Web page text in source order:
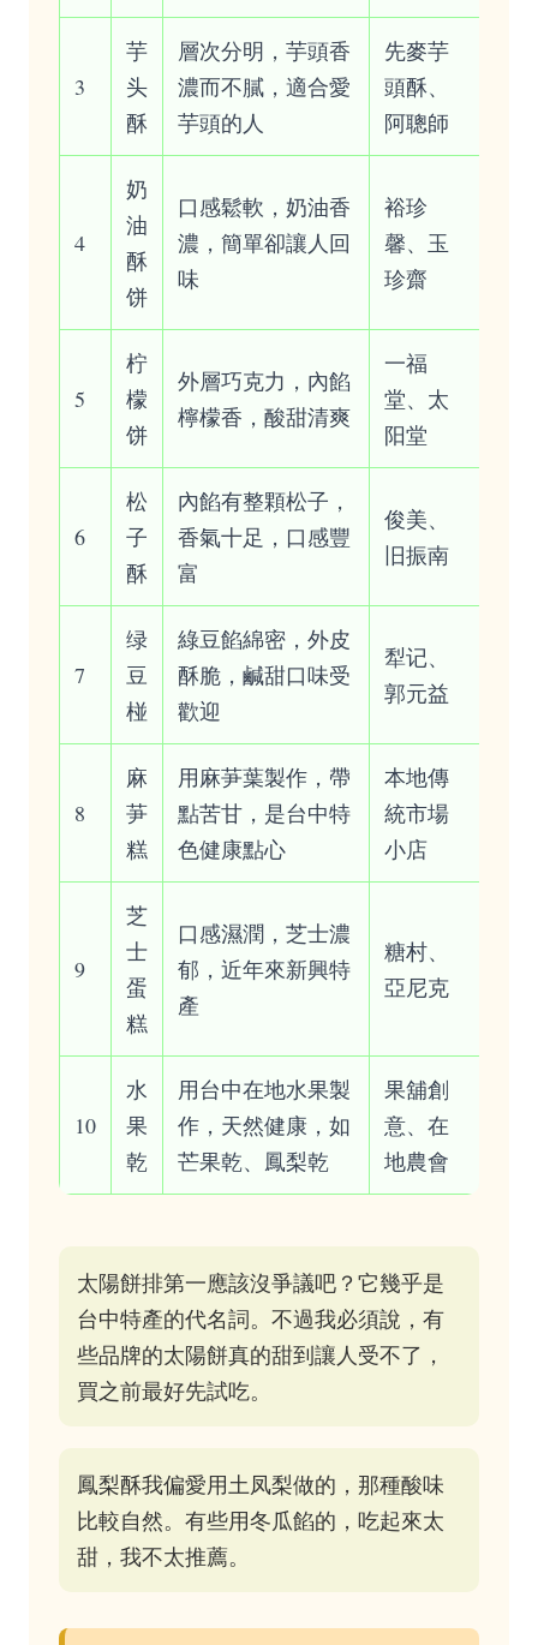
3
芋
头
酥
層次分明，芋頭香
濃而不膩，適合愛
芋頭的人
先麥芋
頭酥、
阿聰師
4
奶
油
酥
饼
口感鬆軟，奶油香
濃，簡單卻讓人回
味
裕珍
馨、玉
珍齋
5
柠
檬
饼
外層巧克力，內餡
檸檬香，酸甜清爽
一福
堂、太
阳堂
6
松
子
酥
內餡有整顆松子，
香氣十足，口感豐
富
俊美、
旧振南
7
绿
豆
椪
綠豆餡綿密，外皮
酥脆，鹹甜口味受
歡迎
犁记、
郭元益
8
麻
芛
糕
用麻芛葉製作，帶
點苦甘，是台中特
色健康點心
本地傳
統市場
小店
9
芝
士
蛋
糕
口感濕潤，芝士濃
郁，近年來新興特
產
糖村、
亞尼克
10
水
果
乾
用台中在地水果製
作，天然健康，如
芒果乾、鳳梨乾
果舖創
意、在
地農會
太陽餅排第一應該沒爭議吧？它幾乎是
台中特產的代名詞。不過我必須說，有
些品牌的太陽餅真的甜到讓人受不了，
買之前最好先試吃。
鳳梨酥我偏愛用土凤梨做的，那種酸味
比較自然。有些用冬瓜餡的，吃起來太
甜，我不太推薦。